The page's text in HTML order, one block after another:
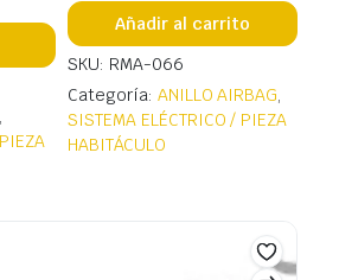
,
Añadir al carrito
SKU: RMA-066
Categoría: ANILLO AIRBAG,
SISTEMA ELÉCTRICO / PIEZA
HABITÁCULO